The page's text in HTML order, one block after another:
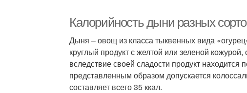
Калорийность дыни разных
Дыня – овощ из класса тыквенных вида
круглый продукт с желтой или зеленой
вследствие своей сладости продукт
представленным образом допускается
составляет всего 35 ккал.